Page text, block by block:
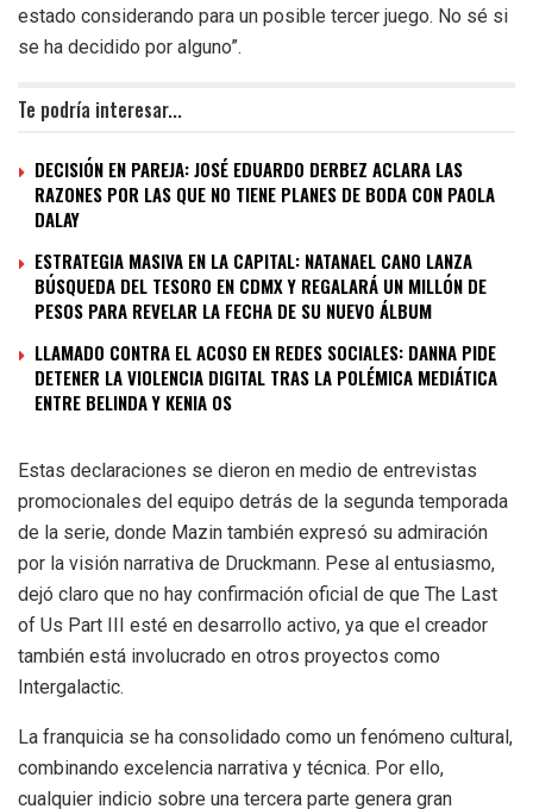
estado considerando para un posible tercer juego. No sé si
se ha decidido por alguno”.
Te podría interesar...
DECISIÓN EN PAREJA: JOSÉ EDUARDO DERBEZ ACLARA LAS
RAZONES POR LAS QUE NO TIENE PLANES DE BODA CON PAOLA
DALAY
ESTRATEGIA MASIVA EN LA CAPITAL: NATANAEL CANO LANZA
BÚSQUEDA DEL TESORO EN CDMX Y REGALARÁ UN MILLÓN DE
PESOS PARA REVELAR LA FECHA DE SU NUEVO ÁLBUM
LLAMADO CONTRA EL ACOSO EN REDES SOCIALES: DANNA PIDE
DETENER LA VIOLENCIA DIGITAL TRAS LA POLÉMICA MEDIÁTICA
ENTRE BELINDA Y KENIA OS
Estas declaraciones se dieron en medio de entrevistas
promocionales del equipo detrás de la segunda temporada
de la serie, donde Mazin también expresó su admiración
por la visión narrativa de Druckmann. Pese al entusiasmo,
dejó claro que no hay confirmación oficial de que The Last
of Us Part III esté en desarrollo activo, ya que el creador
también está involucrado en otros proyectos como
Intergalactic.
La franquicia se ha consolidado como un fenómeno cultural,
combinando excelencia narrativa y técnica. Por ello,
cualquier indicio sobre una tercera parte genera gran